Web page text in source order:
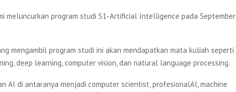
meluncurkan program studi S1-Artificial Intelligence pada September
mengambil program studi ini akan mendapatkan mata kuliah seperti
deep learning, computer vision, dan natural language processing.
AI di antaranya menjadi computer scientist, profesionalAl, machine